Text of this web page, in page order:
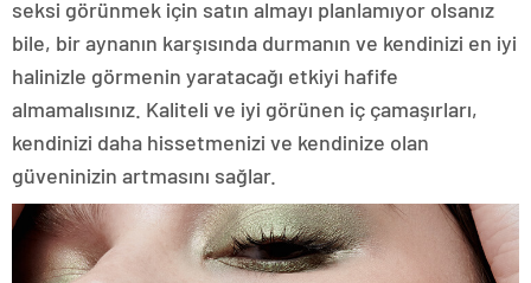
seksi görünmek için satın almayı planlamıyor olsanız
bile, bir aynanın karşısında durmanın ve kendinizi en iyi
halinizle görmenin yaratacağı etkiyi hafife
almamalısınız. Kaliteli ve iyi görünen iç çamaşırları,
kendinizi daha hissetmenizi ve kendinize olan
güveninizin artmasını sağlar.